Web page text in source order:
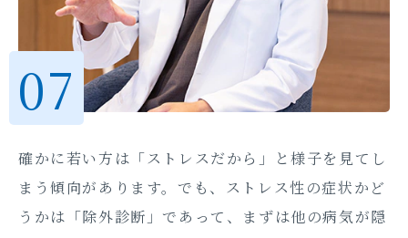
確かに若い方は「ストレスだから」と様子を見てし
まう傾向があります。でも、ストレス性の症状かど
うかは「除外診断」であって、まずは他の病気が隠